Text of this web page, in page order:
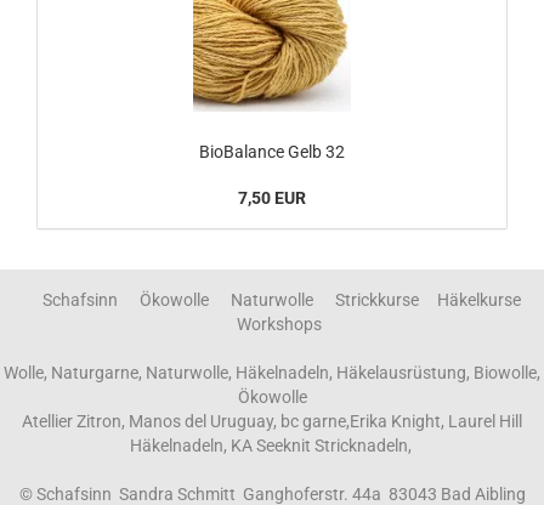
BioBalance Gelb 32
7,50 EUR
Schafsinn Ökowolle Naturwolle Strickkurse Häkelkurse
Workshops
Wolle, Naturgarne, Naturwolle, Häkelnadeln, Häkelausrüstung, Biowolle,
Ökowolle
Atellier Zitron, Manos del Uruguay, bc garne,Erika Knight, Laurel Hill
Häkelnadeln, KA Seeknit Stricknadeln,
© Schafsinn Sandra Schmitt Ganghoferstr. 44a 83043 Bad Aibling